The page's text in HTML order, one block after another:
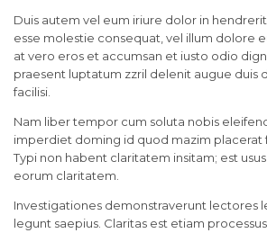
Duis autem vel eum iriure dolor in
esse molestie consequat, vel illum dolore
at vero eros et accumsan et iusto odio
praesent luptatum zzril delenit augue duis
facilisi.
Nam liber tempor cum soluta nobis
imperdiet doming id quod mazim placerat
Typi non habent claritatem insitam; est
eorum claritatem.
Investigationes demonstraverunt lectores
legunt saepius. Claritas est etiam